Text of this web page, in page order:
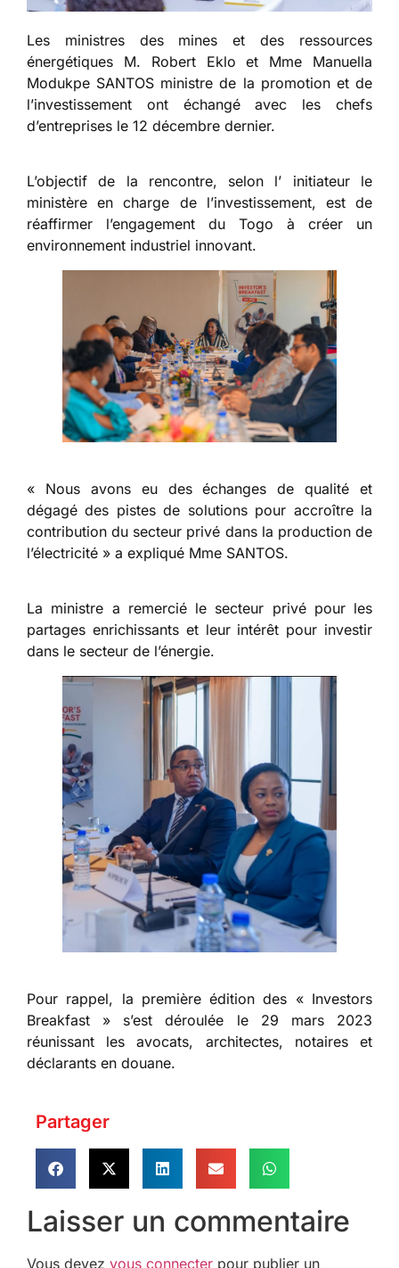
Les ministres des mines et des ressources
énergétiques M. Robert Eklo et Mme Manuella
Modukpe SANTOS ministre de la promotion et de
l’investissement ont échangé avec les chefs
d’entreprises le 12 décembre dernier.
L’objectif de la rencontre, selon l’ initiateur le
ministère en charge de l’investissement, est de
réaffirmer l’engagement du Togo à créer un
environnement industriel innovant.
« Nous avons eu des échanges de qualité et
dégagé des pistes de solutions pour accroître la
contribution du secteur privé dans la production de
l’électricité » a expliqué Mme SANTOS.
La ministre a remercié le secteur privé pour les
partages enrichissants et leur intérêt pour investir
dans le secteur de l’énergie.
Pour rappel, la première édition des « Investors
Breakfast » s’est déroulée le 29 mars 2023
réunissant les avocats, architectes, notaires et
déclarants en douane.
Partager
Laisser un commentaire
Vous devez vous connecter pour publier un